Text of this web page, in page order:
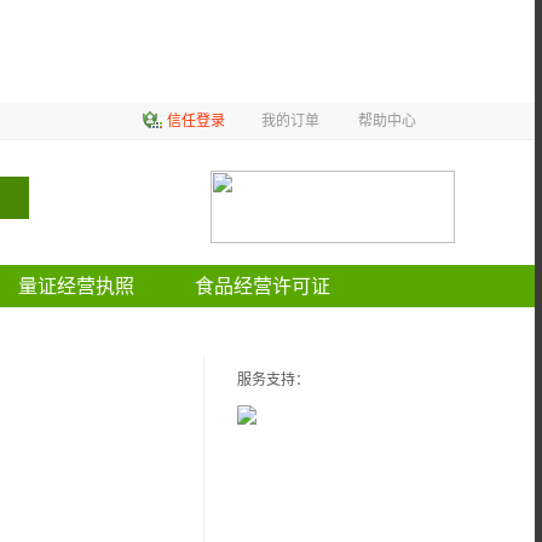
信任登录 我的订单 帮助中心
量证经营执照 食品经营许可证
服务支持：